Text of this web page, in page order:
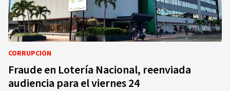
CORRUPCIÓN
Fraude en Lotería Nacional, reenviada
audiencia para el viernes 24